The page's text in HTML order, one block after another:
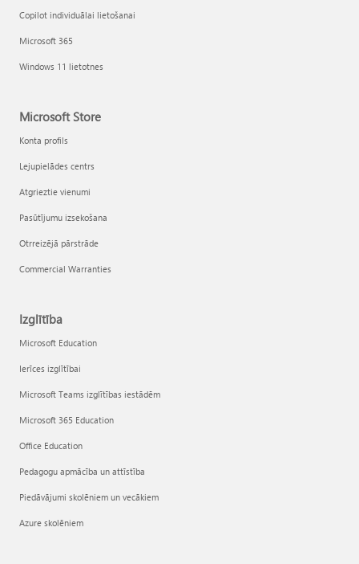
Copilot individuālai lietošanai
Microsoft 365
Windows 11 lietotnes
Microsoft Store
Konta profils
Lejupielādes centrs
Atgrieztie vienumi
Pasūtījumu izsekošana
Otrreizējā pārstrāde
Commercial Warranties
Izglītība
Microsoft Education
Ierīces izglītībai
Microsoft Teams izglītības iestādēm
Microsoft 365 Education
Office Education
Pedagogu apmācība un attīstība
Piedāvājumi skolēniem un vecākiem
Azure skolēniem